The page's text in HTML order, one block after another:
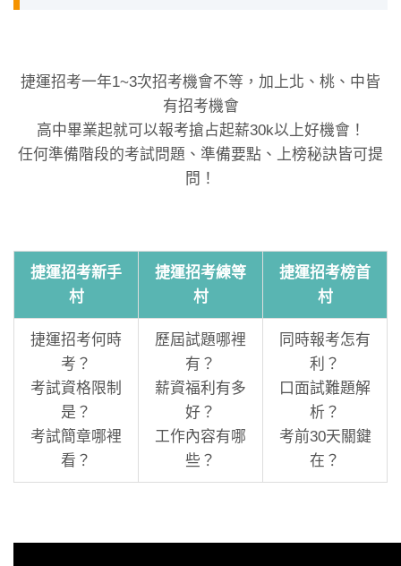
捷運招考一年1~3次招考機會不等，加上北、桃、中皆
有招考機會
高中畢業起就可以報考搶占起薪30k以上好機會！
任何準備階段的考試問題、準備要點、上榜秘訣皆可提
問！
捷運招考新手
村
捷運招考練等
村
捷運招考榜首
村
捷運招考何時
考？
考試資格限制
是？
考試簡章哪裡
看？
歷屆試題哪裡
有？
薪資福利有多
好？
工作內容有哪
些？
同時報考怎有
利？
口面試難題解
析？
考前30天關鍵
在？